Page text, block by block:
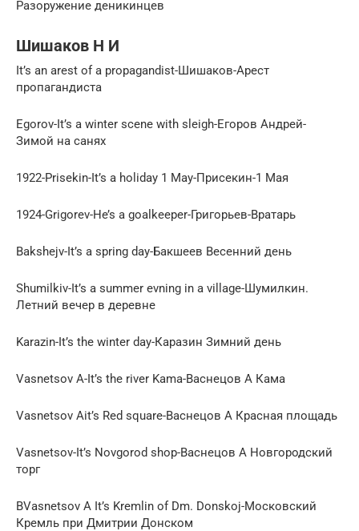
Разоружение деникинцев
Шишаков Н И
It’s an arest of a propagandist-Шишаков-Арест
пропагандиста
Egorov-It’s a winter scene with sleigh-Егоров Андрей-
Зимой на санях
1922-Рrisekin-It’s a holiday 1 May-Присекин-1 Мая
1924-Grigorev-He’s a goalkeeper-Григорьев-Вратарь
Bakshejv-It’s a spring day-Бакшеев Весенний день
Shumilkiv-It’s a summer evning in a village-Шумилкин.
Летний вечер в деревне
Karazin-It’s the winter day-Каразин Зимний день
Vasnetsov A-It’s the river Kama-Васнецов А Кама
Vasnetsov Ait’s Red square-Васнецов А Красная площадь
Vasnetsov-It’s Novgorod shop-Васнецов А Новгородский
торг
ВVasnetsov А It’s Kremlin of Dm. Donskoj-Московский
Кремль при Дмитрии Донском